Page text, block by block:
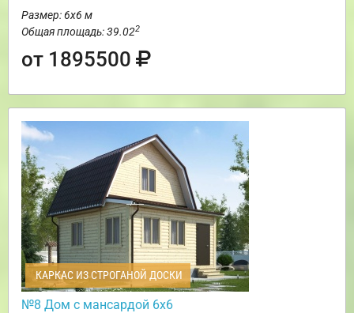
Размер: 6х6 м
Общая площадь: 39.022
от 1895500
КАРКАС ИЗ СТРОГАНОЙ ДОСКИ
№8 Дом с мансардой 6х6